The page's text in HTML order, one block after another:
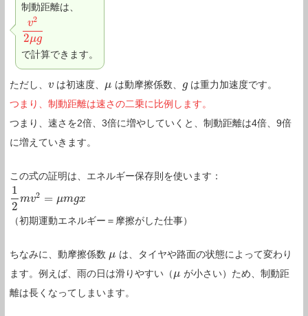
制動距離は、
v2
2μg
v22μ
で計算できます。
ただし、 v
v は初速度、 μ
μ は動摩擦係数、 g
g は重力加速度です。
つまり、制動距離は速さの二乗に比例します。
つまり、速さを2倍、3倍に増やしていくと、制動距離は4倍、9倍
に増えていきます。
この式の証明は、エネルギー保存則を使います：
1
2
mv2 = μmgx
12mv2= μmgx
（初期運動エネルギー＝摩擦がした仕事）
ちなみに、動摩擦係数 μ
μ は、タイヤや路面の状態によって変わり
ます。例えば、雨の日は滑りやすい（μ
μ が小さい）ため、制動距
離は長くなってしまいます。